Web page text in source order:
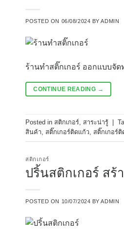
POSTED ON 06/08/2024 BYADMIN
ร้านทำสติ๊กเกอร์ ออกแบบจัด
CONTINUE READING →
Posted in สติกเกอร์, สาระน่ารู้
สินค้า, สติ๊กเกอร์ติดแก้ว, สติ๊กเกอร์
สติกเกอร์
ปริ้นสติกเกอร์ สร้
POSTED ON 10/07/2024 BYADMIN